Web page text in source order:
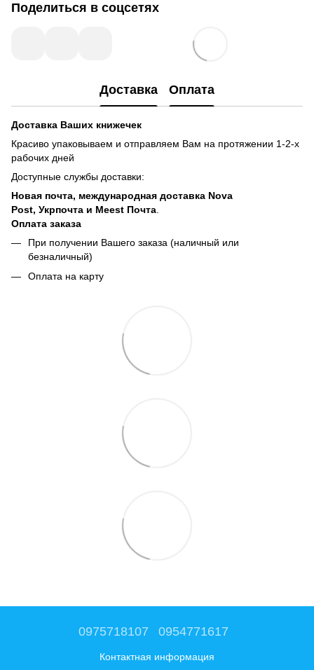
Поделиться в соцсетях
Доставка Оплата
Доставка Ваших книжечек
Красиво упаковываем и отправляем Вам на протяжении 1-2-х
рабочих дней
Доступные службы доставки:
Новая почта, международная доставка Nova
Post, Укрпочта и Meest Почта
Оплата заказа
При получении Вашего заказа (наличный или
безналичный)
Оплата на карту
0975718107 0954771617
Контактная информация